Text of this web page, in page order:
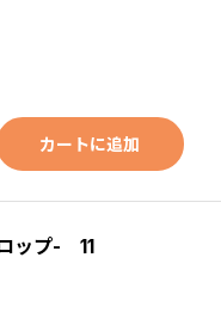
カートに追加
ップ- 11